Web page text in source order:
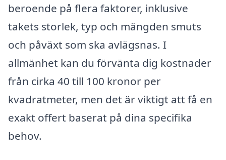
beroende på flera faktorer, inklusive
takets storlek, typ och mängden smuts
och påväxt som ska avlägsnas. I
allmänhet kan du förvänta dig kostnader
från cirka 40 till 100 kronor per
kvadratmeter, men det är viktigt att få en
exakt offert baserat på dina specifika
behov.